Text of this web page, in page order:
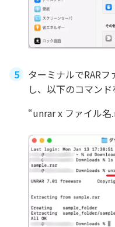
ターミナルでRAR
し、以下のコマンド
“unrar x ファイル名